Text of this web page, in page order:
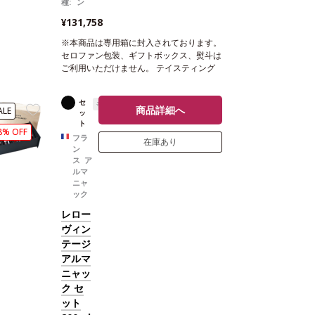
¥131,758
※本商品は専用箱に封入されております。
セロファン包装、ギフトボックス、熨斗は
ご利用いただけません。 テイスティング
ルーツなどの複雑なアロマを示す。口に含
むと、長い余韻が続き、柑橘類の含みを伴
合う料理 食後酒として葡萄品種
0% ユニ・ブラン
OFF
セ
ッ
ト
辛口
フラ
ン
ス ア
ルマ
ニャ
ック
レロー
ヴィン
テージ
アルマ
ニャッ
ク セ
ット
商品詳細へ
在庫あり